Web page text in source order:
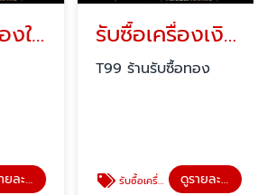
ร้านรับซื้อทองให้ราคาสูง ใกล้ฉัน
ดูรายละเอียด
รับซื้อเครื่องเงินด่วน กรุงเทพ
T99 ร้านรับซื้อทอง
รับซื้อเครื่องเงินด่วน กรุงเทพ ดูรายละเอียด